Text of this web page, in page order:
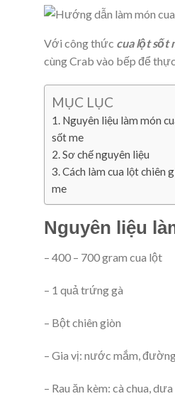
Với công thức cua lột sốt
cùng Crab vào bếp để
MỤC LỤC
Nguyên liệu làm món
sốt me
Sơ chế nguyên liệu
Cách làm cua lột chiên
me
Nguyên liệu
– 400 – 700 gram cua lột
– 1 quả trứng gà
– Bột chiên giòn
– Gia vị: nước mắm,
– Rau ăn kèm: cà chua,